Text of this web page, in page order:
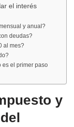
el interés
y anual?
deudas?
al mes?
es el primer paso
y